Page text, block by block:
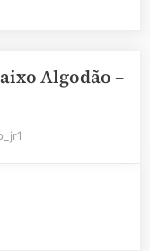
Algodão –